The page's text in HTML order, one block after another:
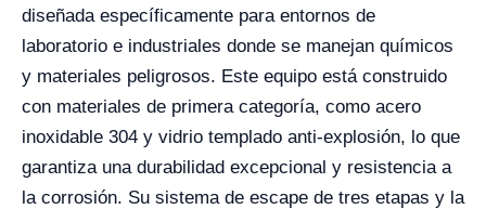
diseñada específicamente para entornos de
laboratorio e industriales donde se manejan químicos
y materiales peligrosos. Este equipo está construido
con materiales de primera categoría, como acero
inoxidable 304 y vidrio templado anti-explosión, lo que
garantiza una durabilidad excepcional y resistencia a
la corrosión. Su sistema de escape de tres etapas y la